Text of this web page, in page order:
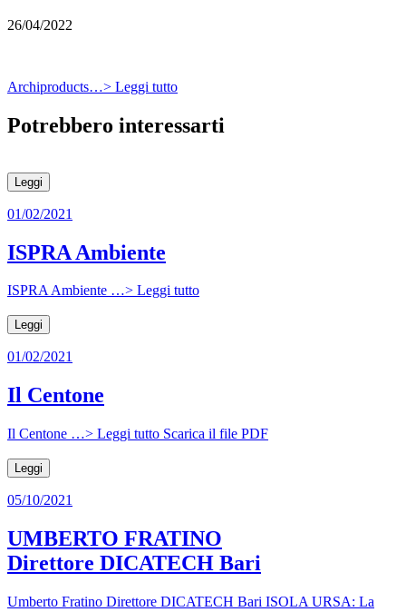
26/04/2022
Archiproducts…> Leggi tutto
Potrebbero interessarti
Leggi
01/02/2021
ISPRA Ambiente
ISPRA Ambiente …> Leggi tutto
Leggi
01/02/2021
Il Centone
Il Centone …> Leggi tutto Scarica il file PDF
Leggi
05/10/2021
UMBERTO FRATINO
Direttore DICATECH Bari
Umberto Fratino Direttore DICATECH Bari ISOLA URSA: La